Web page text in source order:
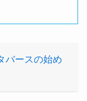
バースの始め